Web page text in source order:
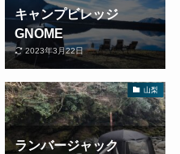
キャンプビレッジ
GNOME
2023年3月22日
山梨
ランバージャック